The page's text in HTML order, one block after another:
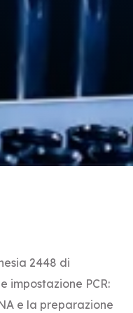
2448 di
impostazione PCR:
e la preparazione